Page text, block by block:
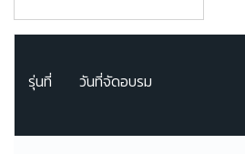
รุ่นที่ วันที่จัดอบรม